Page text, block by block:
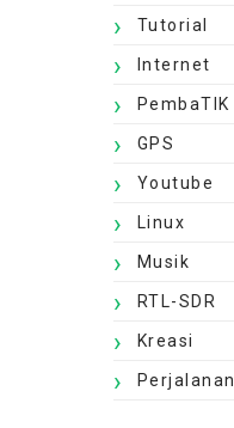
Tutorial
Internet
PembaTIK
GPS
Youtube
Linux
Musik
RTL-SDR
Kreasi
Perjalanan